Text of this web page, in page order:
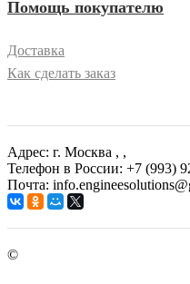
Помощь покупателю
Доставка
Как сделать заказ
Адрес: г. Москва , ,
Телефон в России: +7 (993)
Почта:
©